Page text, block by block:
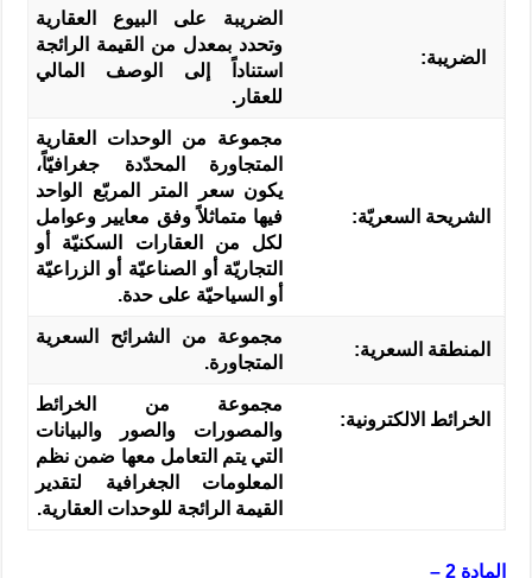
الضريبة:
الضريبة على البيوع العقارية
وتحدد بمعدل من القيمة الرائجة
استناداً إلى الوصف المالي
للعقار.
الشريحة السعريّة:
مجموعة من الوحدات العقارية
المتجاورة المحدّدة جغرافيّاً،
يكون سعر المتر المربّع الواحد
فيها متماثلاً وفق معايير وعوامل
لكل من العقارات السكنيّة أو
التجاريّة أو الصناعيّة أو الزراعيّة
أو السياحيّة على حدة.
المنطقة السعرية:
مجموعة من الشرائح السعرية
المتجاورة.
الخرائط الالكترونية:
مجموعة من الخرائط
والمصورات والصور والبيانات
التي يتم التعامل معها ضمن نظم
المعلومات الجغرافية لتقدير
القيمة الرائجة للوحدات العقارية.
المادة 2 –